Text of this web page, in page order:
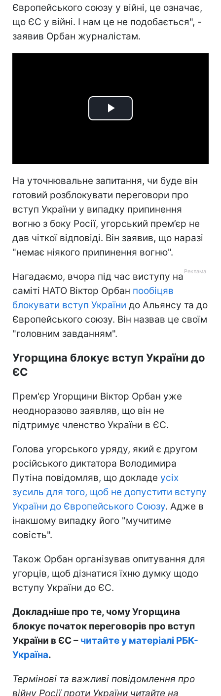
Європейського союзу у війні, це означає,
що ЄС у війні. І нам це не подобається", -
заявив Орбан журналістам.
Play
На уточнювальне запитання, чи буде він
готовий розблокувати переговори про
вступ України у випадку припинення
вогню з боку Росії, угорський прем’єр не
дав чіткої відповіді. Він заявив, що наразі
"немає ніякого припинення вогню".
Нагадаємо, вчора під час виступу на
саміті НАТО Віктор Орбан пообіцяв
блокувати вступ України до Альянсу та до
Європейського союзу. Він назвав це своїм
"головним завданням".
Угорщина блокує вступ України до
ЄС
Прем'єр Угорщини Віктор Орбан уже
неодноразово заявляв, що він не
підтримує членство України в ЄС.
Голова угорського уряду, який є другом
російського диктатора Володимира
Путіна повідомляв, що докладе усіх
зусиль для того, щоб не допустити вступу
України до Європейського Союзу. Адже в
інакшому випадку його "мучитиме
совість".
Також Орбан організував опитування для
угорців, щоб дізнатися їхню думку щодо
вступу України до ЄС.
Докладніше про те, чому Угорщина
блокує початок переговорів про вступ
України в ЄС – читайте у матеріалі РБК-
Україна.
Термінові та важливі повідомлення про
війну Росії проти України читайте на